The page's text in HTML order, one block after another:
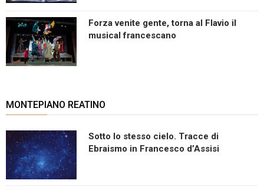
Forza venite gente, torna al Flavio il
musical francescano
MONTEPIANO REATINO
Sotto lo stesso cielo. Tracce di
Ebraismo in Francesco d’Assisi